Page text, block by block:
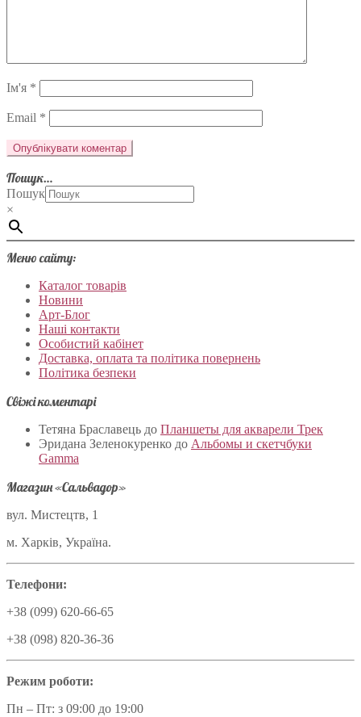
Ім'я *
Email *
Пошук…
Пошук
×
Меню сайту:
Каталог товарів
Новини
Арт-Блог
Наші контакти
Особистий кабінет
Доставка, оплата та політика повернень
Політика безпеки
Свіжі коментарі
Тетяна Браславець до Планшеты для акварели Трек
Эридана Зеленокуренко до Альбомы и скетчбуки
Gamma
Магазин «Сальвадор»
вул. Мистецтв, 1
м. Харків, Україна.
Телефони:
+38 (099) 620-66-65
+38 (098) 820-36-36
Режим роботи:
Пн – Пт: з 09:00 до 19:00